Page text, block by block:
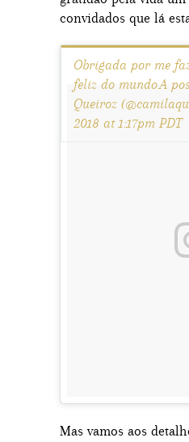
convidados que lá
Obrigada por me
feliz do mundo.A
Queiroz
2018 at 1:17pm PDT
Mas vamos aos